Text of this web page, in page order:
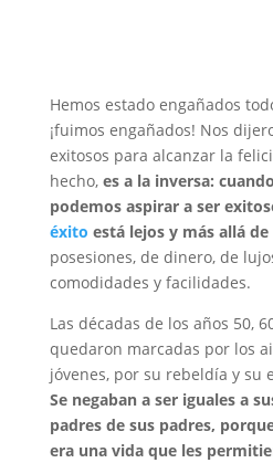
Hemos estado engañados
¡fuimos engañados! Nos
exitosos para alcanzar la
hecho, es a la inversa:
podemos aspirar a ser
éxito está lejos y más allá
posesiones, de dinero, de
comodidades y facilidades.
Las décadas de los años 50,
quedaron marcadas por los
jóvenes, por su rebeldía y su
Se negaban a ser iguales a
padres de sus padres,
era una vida que les